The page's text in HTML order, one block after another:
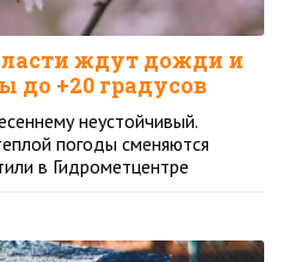
ждут дожди и
до +20 градусов
неустойчивый.
погоды сменяются
в Гидрометцентре